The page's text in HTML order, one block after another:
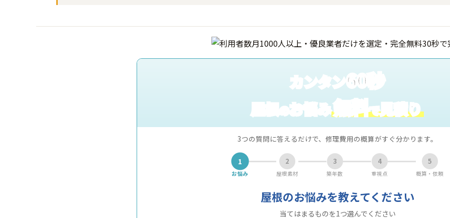
カンタン60秒
屋根のお悩み無料で見積り
3つの質問に答えるだけで、修理費用の概算がすぐ分かります。
1
お悩み
2
屋根素材
3
築年数
4
重視点
5
概算・依頼
屋根のお悩みを教えてください
当てはまるものを1つ選んでください